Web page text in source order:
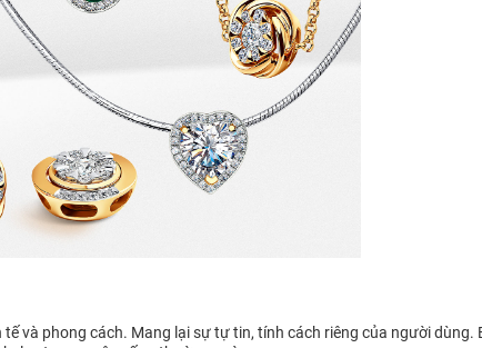
và phong cách. Mang lại sự tự tin, tính cách riêng của người